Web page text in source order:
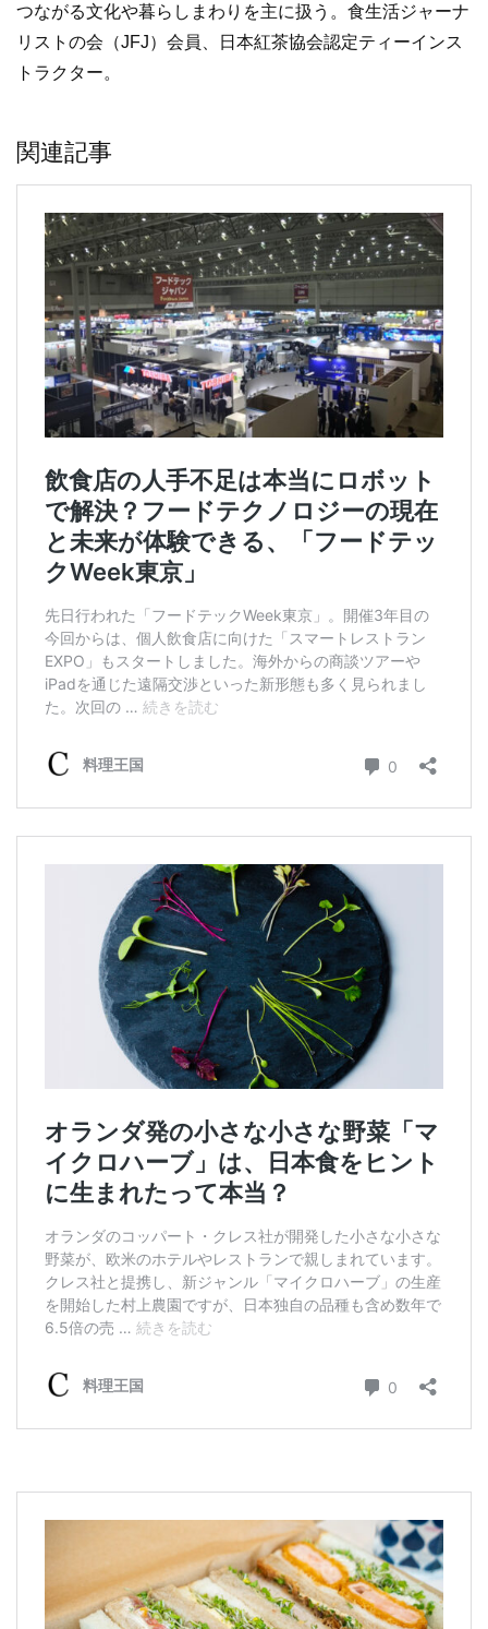
つながる文化や暮らしまわりを主に扱う。食生活ジャーナ
リストの会（JFJ）会員、日本紅茶協会認定ティーインス
トラクター。
関連記事